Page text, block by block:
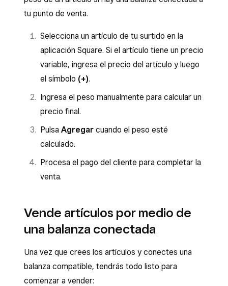
tu punto de venta.
Selecciona un artículo de tu surtido en la
aplicación Square. Si el artículo tiene un precio
variable, ingresa el precio del artículo y luego
el símbolo (+).
Ingresa el peso manualmente para calcular un
precio final.
Pulsa Agregar cuando el peso esté
calculado.
Procesa el pago del cliente para completar la
venta.
Vende artículos por medio de
una balanza conectada
Una vez que crees los artículos y conectes una
balanza compatible, tendrás todo listo para
comenzar a vender: